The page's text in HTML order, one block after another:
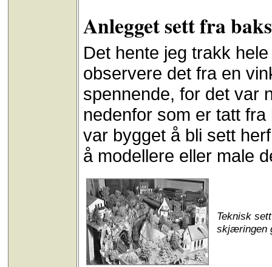
Anlegget sett fra
Det hente jeg trakk
observere det fra en
spennende, for det var
nedenfor som er tatt
var bygget å bli sett
å modellere eller male
Teknisk
skjæringen